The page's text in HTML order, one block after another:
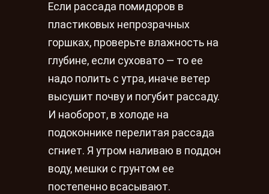
Если рассада помидоров в
пластиковых непрозрачных
горшках, проверьте влажность на
глубине, если суховато — то ее
надо полить с утра, иначе ветер
высушит почву и погубит рассаду.
И наоборот, в холоде на
подоконнике перелитая рассада
сгниет. Я утром наливаю в поддон
воду, мешки с грунтом ее
постепенно всасывают.